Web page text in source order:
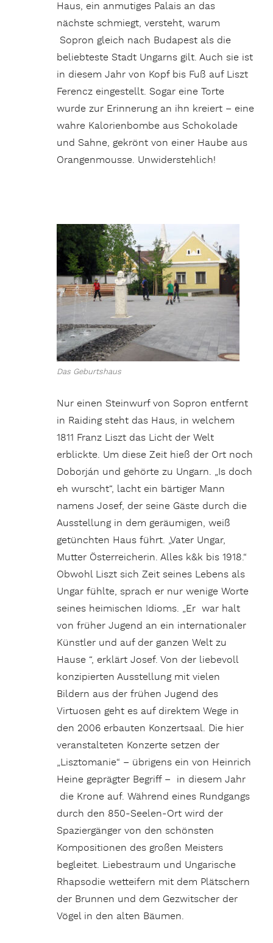
Haus, ein anmutiges Palais an das
nächste schmiegt, versteht, warum
Sopron gleich nach Budapest als die
beliebteste Stadt Ungarns gilt. Auch sie ist
in diesem Jahr von Kopf bis Fuß auf Liszt
Ferencz eingestellt. Sogar eine Torte
wurde zur Erinnerung an ihn kreiert – eine
wahre Kalorienbombe aus Schokolade
und Sahne, gekrönt von einer Haube aus
Orangenmousse. Unwiderstehlich!
Das Geburtshaus
Nur einen Steinwurf von Sopron entfernt
in Raiding steht das Haus, in welchem
1811 Franz Liszt das Licht der Welt
erblickte. Um diese Zeit hieß der Ort noch
Doborján und gehörte zu Ungarn. „Is doch
eh wurscht“, lacht ein bärtiger Mann
namens Josef, der seine Gäste durch die
Ausstellung in dem geräumigen, weiß
getünchten Haus führt. „Vater Ungar,
Mutter Österreicherin. Alles k&k bis 1918.“
Obwohl Liszt sich Zeit seines Lebens als
Ungar fühlte, sprach er nur wenige Worte
seines heimischen Idioms. „Er war halt
von früher Jugend an ein internationaler
Künstler und auf der ganzen Welt zu
Hause “, erklärt Josef. Von der liebevoll
konzipierten Ausstellung mit vielen
Bildern aus der frühen Jugend des
Virtuosen geht es auf direktem Wege in
den 2006 erbauten Konzertsaal. Die hier
veranstalteten Konzerte setzen der
„Lisztomanie“ – übrigens ein von Heinrich
Heine geprägter Begriff – in diesem Jahr
die Krone auf. Während eines Rundgangs
durch den 850-Seelen-Ort wird der
Spaziergänger von den schönsten
Kompositionen des großen Meisters
begleitet. Liebestraum und Ungarische
Rhapsodie wetteifern mit dem Plätschern
der Brunnen und dem Gezwitscher der
Vögel in den alten Bäumen.